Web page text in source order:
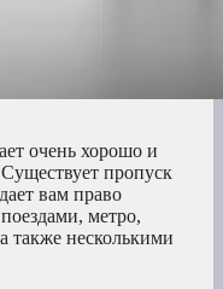
очень хорошо и
Существует пропуск
вам право
метро,
также несколькими